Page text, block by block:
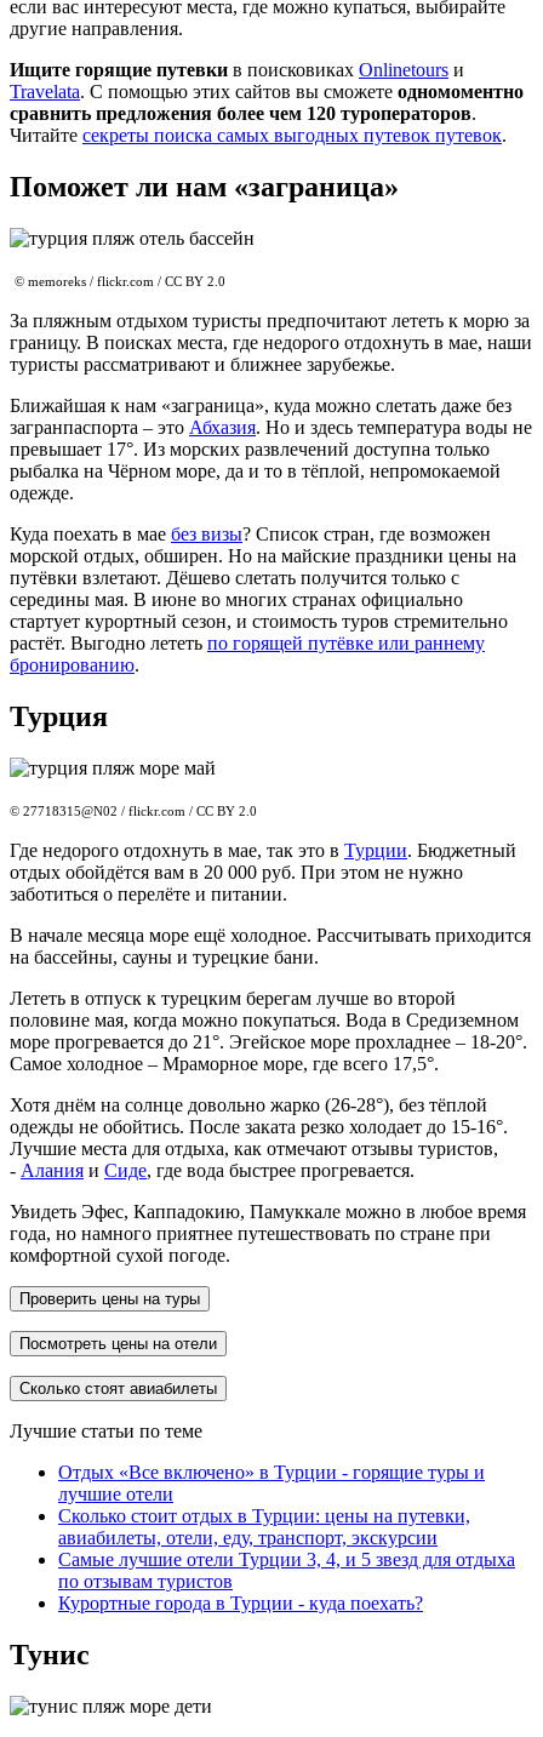
если вас интересуют места, где можно купаться, выбирайте
другие направления.
Ищите горящие путевки в поисковиках Onlinetours и
Travelata. С помощью этих сайтов вы сможете одномоментно
сравнить предложения более чем 120 туроператоров.
Читайте секреты поиска самых выгодных путевок путевок.
Поможет ли нам «заграница»
© memoreks / flickr.com / CC BY 2.0
За пляжным отдыхом туристы предпочитают лететь к морю за
границу. В поисках места, где недорого отдохнуть в мае, наши
туристы рассматривают и ближнее зарубежье.
Ближайшая к нам «заграница», куда можно слетать даже без
загранпаспорта – это Абхазия. Но и здесь температура воды не
превышает 17°. Из морских развлечений доступна только
рыбалка на Чёрном море, да и то в тёплой, непромокаемой
одежде.
Куда поехать в мае без визы? Список стран, где возможен
морской отдых, обширен. Но на майские праздники цены на
путёвки взлетают. Дёшево слетать получится только с
середины мая. В июне во многих странах официально
стартует курортный сезон, и стоимость туров стремительно
растёт. Выгодно лететь по горящей путёвке или раннему
бронированию.
Турция
© 27718315@N02 / flickr.com / CC BY 2.0
Где недорого отдохнуть в мае, так это в Турции. Бюджетный
отдых обойдётся вам в 20 000 руб. При этом не нужно
заботиться о перелёте и питании.
В начале месяца море ещё холодное. Рассчитывать приходится
на бассейны, сауны и турецкие бани.
Лететь в отпуск к турецким берегам лучше во второй
половине мая, когда можно покупаться. Вода в Средиземном
море прогревается до 21°. Эгейское море прохладнее – 18-20°.
Самое холодное – Мраморное море, где всего 17,5°.
Хотя днём на солнце довольно жарко (26-28°), без тёплой
одежды не обойтись. После заката резко холодает до 15-16°.
Лучшие места для отдыха, как отмечают отзывы туристов,
- Алания и Сиде, где вода быстрее прогревается.
Увидеть Эфес, Каппадокию, Памуккале можно в любое время
года, но намного приятнее путешествовать по стране при
комфортной сухой погоде.
Проверить цены на туры
Посмотреть цены на отели
Сколько стоят авиабилеты
Лучшие статьи по теме
Отдых «Все включено» в Турции - горящие туры и
лучшие отели
Сколько стоит отдых в Турции: цены на путевки,
авиабилеты, отели, еду, транспорт, экскурсии
Самые лучшие отели Турции 3, 4, и 5 звезд для отдыха
по отзывам туристов
Курортные города в Турции - куда поехать?
Тунис